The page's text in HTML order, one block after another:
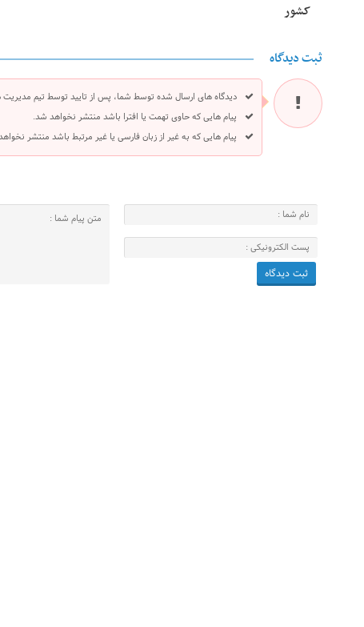
کشور
ثبت دیدگاه
دیدگاه های ارسال شده توسط شما، پس از تایید توسط تیم
پیام هایی که حاوی تهمت یا افترا باشد منتشر نخواهد شد.
پیام هایی که به غیر از زبان فارسی یا غیر مرتبط باشد منتشر